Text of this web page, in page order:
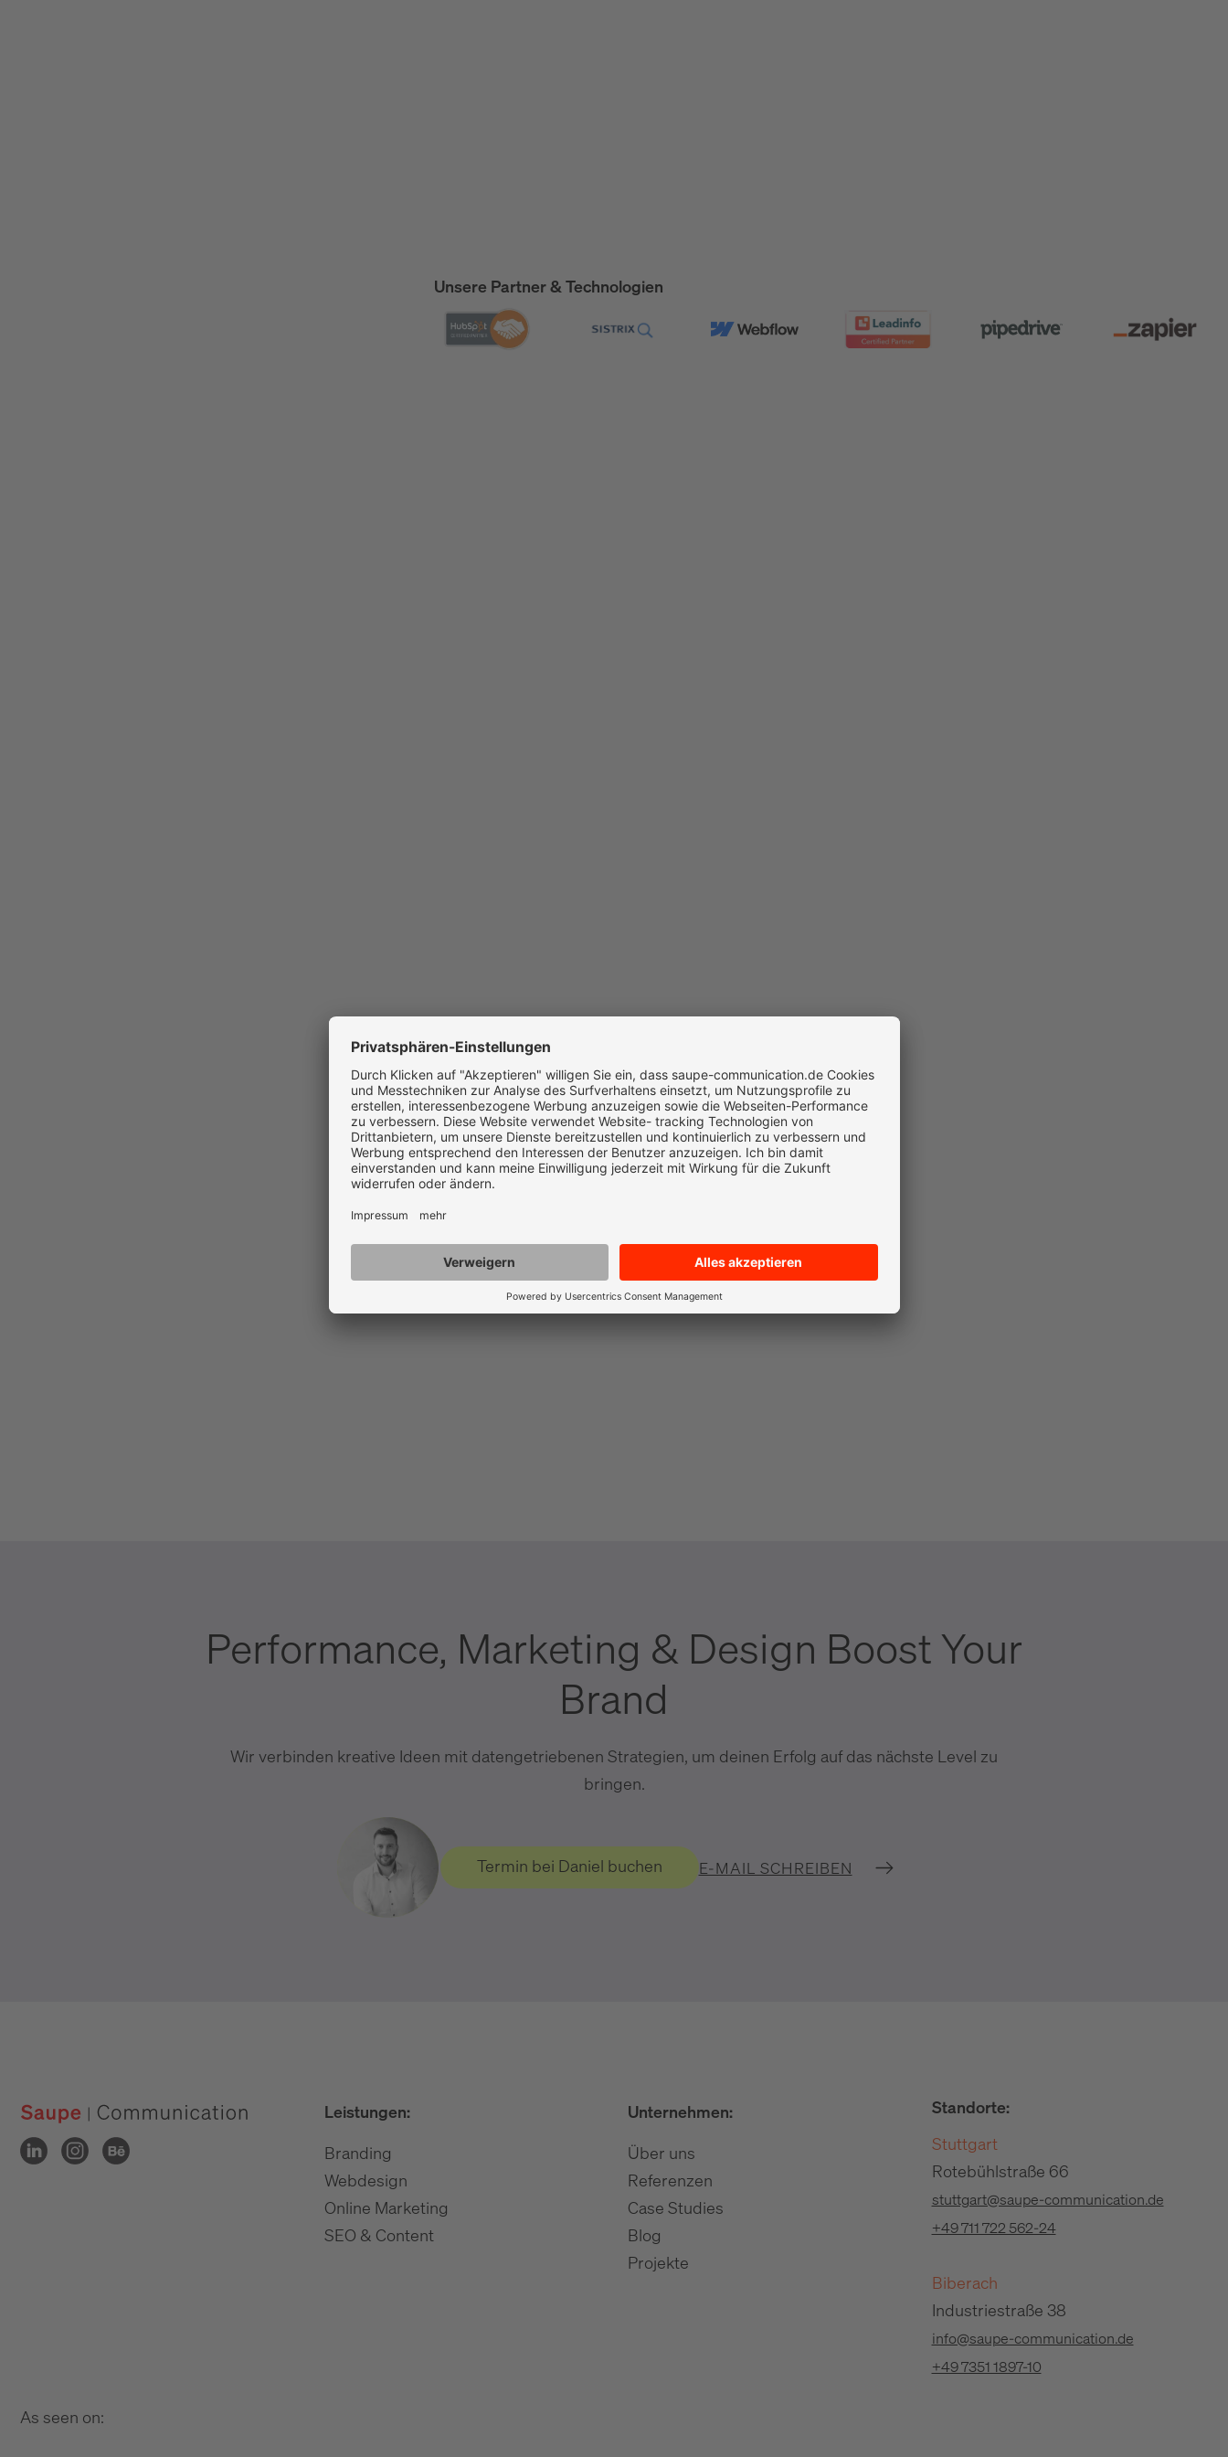
Unsere Partner & Technologien
Performance, Marketing & Design Boost Your
Brand
Wir verbinden kreative Ideen mit datengetriebenen Strategien, um deinen Erfolg auf das nächste Level zu
bringen.
Termin bei Daniel buchen E-MAIL SCHREIBEN
Leistungen:
Branding
Webdesign
Online Marketing
SEO & Content
Unternehmen:
Über uns
Referenzen
Case Studies
Blog
Projekte
Standorte:
Stuttgart
Rotebühlstraße 66
stuttgart@saupe-communication.de
+49 711 722 562-24
Biberach
Industriestraße 38
info@saupe-communication.de
+49 7351 1897-10
As seen on: